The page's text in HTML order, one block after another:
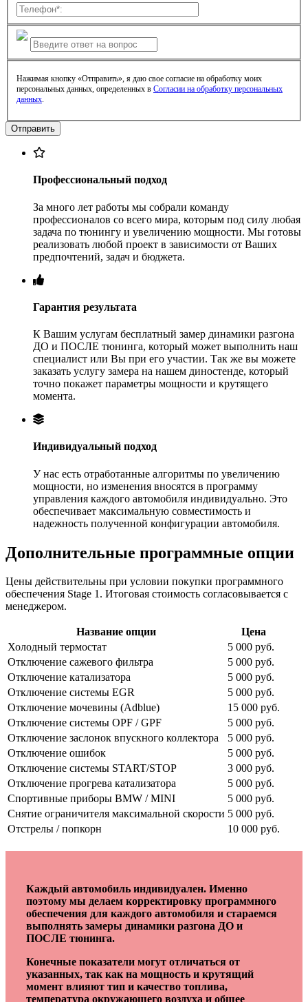
Нажимая кнопку «Отправить», я даю свое согласие на обработку моих
персональных данных, определенных в Согласии на обработку персональных
данных.
Профессиональный подход
За много лет работы мы собрали команду
профессионалов со всего мира, которым под силу любая
задача по тюнингу и увеличению мощности. Мы готовы
реализовать любой проект в зависимости от Ваших
предпочтений, задач и бюджета.
Гарантия результата
К Вашим услугам бесплатный замер динамики разгона
ДО и ПОСЛЕ тюнинга, который может выполнить наш
специалист или Вы при его участии. Так же вы можете
заказать услугу замера на нашем диностенде, который
точно покажет параметры мощности и крутящего
момента.
Индивидуальный подход
У нас есть отработанные алгоритмы по увеличению
мощности, но изменения вносятся в программу
управления каждого автомобиля индивидуально. Это
обеспечивает максимальную совместимость и
надежность полученной конфигурации автомобиля.
Дополнительные программные опции
Цены действительны при условии покупки программного
обеспечения Stage 1. Итоговая стоимость согласовывается с
менеджером.
Название опции
Цена
Холодный термостат
5 000 руб.
Отключение сажевого фильтра
5 000 руб.
Отключение катализатора
5 000 руб.
Отключение системы EGR
5 000 руб.
Отключение мочевины (Adblue)
15 000 руб.
Отключение системы OPF / GPF
5 000 руб.
Отключение заслонок впускного коллектора
5 000 руб.
Отключение ошибок
5 000 руб.
Отключение системы START/STOP
3 000 руб.
Отключение прогрева катализатора
5 000 руб.
Спортивные приборы BMW / MINI
5 000 руб.
Снятие ограничителя максимальной скорости 5 000 руб.
Отстрелы / попкорн
10 000 руб.
Каждый автомобиль индивидуален. Именно
поэтому мы делаем корректировку программного
обеспечения для каждого автомобиля и стараемся
выполнять замеры динамики разгона ДО и
ПОСЛЕ тюнинга.
Конечные показатели могут отличаться от
указанных, так как на мощность и крутящий
момент влияют тип и качество топлива,
температура окружающего воздуха и общее